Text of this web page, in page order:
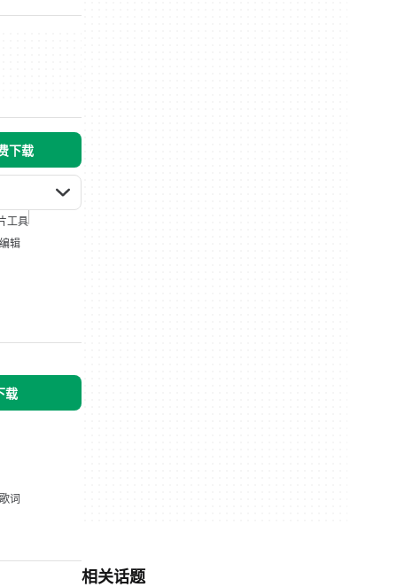
下载
工具
辑
载
歌词
相关话题